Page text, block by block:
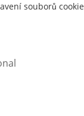
souborů cookie